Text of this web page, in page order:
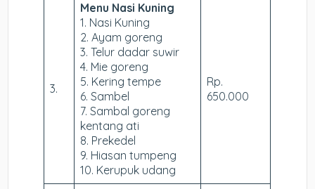
3.
Menu Nasi Kuning
1. Nasi Kuning
2. Ayam goreng
3. Telur dadar suwir
4. Mie goreng
5. Kering tempe
6. Sambel
7. Sambal goreng
kentang ati
8. Prekedel
9. Hiasan tumpeng
10. Kerupuk udang
Rp.
650.000